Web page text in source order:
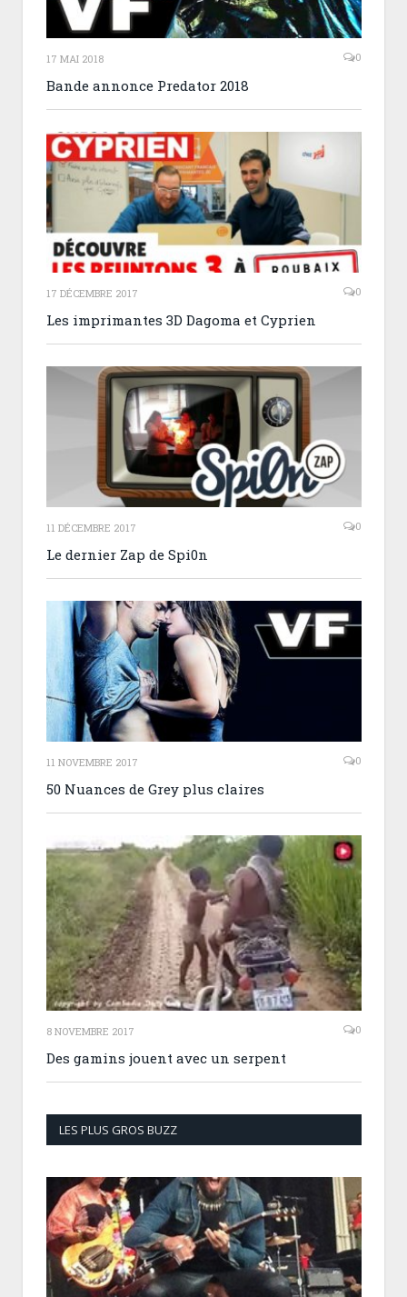
17 MAI 2018 0
Bande annonce Predator 2018
17 DÉCEMBRE 2017 0
Les imprimantes 3D Dagoma et Cyprien
11 DÉCEMBRE 2017 0
Le dernier Zap de Spi0n
11 NOVEMBRE 2017 0
50 Nuances de Grey plus claires
8 NOVEMBRE 2017 0
Des gamins jouent avec un serpent
LES PLUS GROS BUZZ